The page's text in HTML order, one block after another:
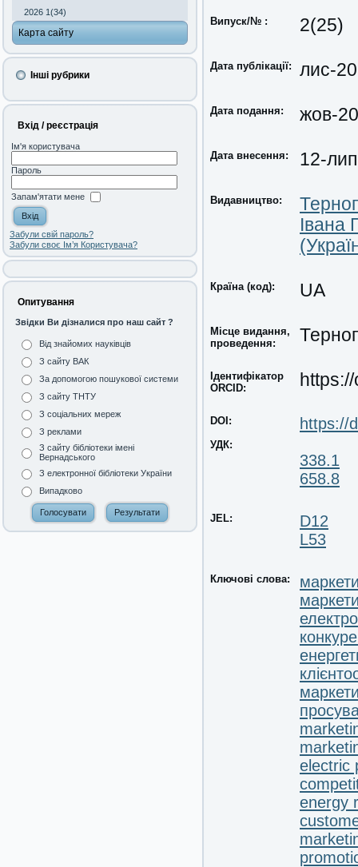
2026 1(34)
Карта сайту
Інші рубрики
Вхід / реєстрація
Ім'я користувача
Пароль
Запам'ятати мене
Забули свій пароль?
Забули своє Ім’я Користувача?
Опитування
Звідки Ви дізналися про наш сайт ?
Від знайомих науківців
З сайту ВАК
За допомогою пошукової системи
З сайту ТНТУ
З соціальних мереж
З реклами
З сайту бібліотеки імені
Вернадського
З електронної бібліотеки України
Випадково
Випуск/№ : 2(25)
Дата публікації: лис-
Дата подання: жов-
Дата внесення: 12-
Видавництво:
Івана
Країна (код): UA
Місце видання,
проведення:
Ідентифікатор
ORCID:
DOI:
УДК:
https://
338.1
658.8
JEL:
D12
L53
Ключові слова:
electric
energy